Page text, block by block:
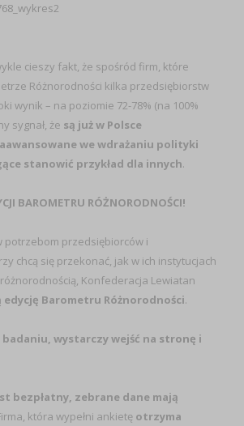
cieszy fakt, że spośród firm, które
Różnorodności kilka przedsiębiorstw
wynik – na poziomie 72-78% (na 100%
sygnał, że są już w Polsce
we wdrażaniu polityki
stanowić przykład dla innych.
BAROMETRU RÓŻNORODNOŚCI!
potrzebom przedsiębiorców i
chcą się przekonać, jak w ich instytucjach
Konfederacja Lewiatan
edycję Barometru Różnorodności.
badaniu, wystarczy wejść na stronę i
bezpłatny, zebrane dane mają
która wypełni ankietę otrzyma